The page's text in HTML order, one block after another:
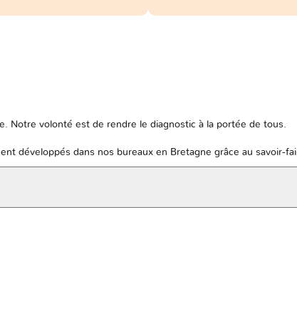
Notre volonté est de rendre le diagnostic à la portée de tous.
développés dans nos bureaux en Bretagne grâce au savoir-